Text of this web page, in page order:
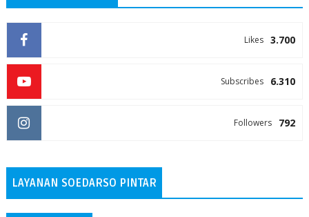
3.700
Likes
6.310
Subscribes
792
Followers
LAYANAN SOEDARSO PINTAR